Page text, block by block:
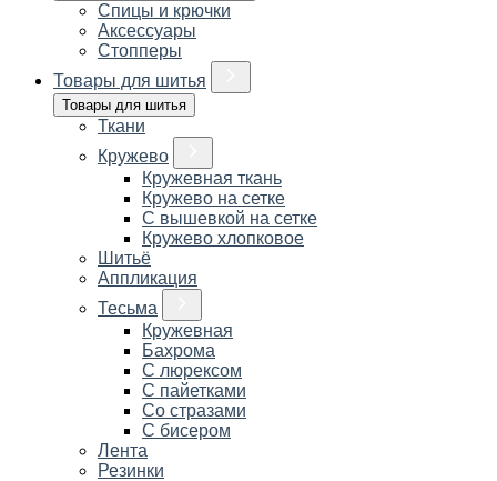
Спицы и крючки
Аксессуары
Стопперы
Товары для шитья
Товары для шитья
Ткани
Кружево
Кружевная ткань
Кружево на сетке
С вышевкой на сетке
Кружево хлопковое
Шитьё
Аппликация
Тесьма
Кружевная
Бахрома
С люрексом
С пайетками
Со стразами
С бисером
Лента
Резинки